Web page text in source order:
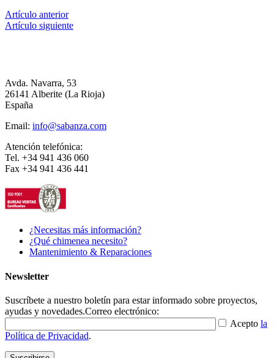
Artículo anterior
Artículo siguiente
Avda. Navarra, 53
26141 Alberite (La Rioja)
España
Email: info@sabanza.com
Atención telefónica:
Tel. +34 941 436 060
Fax +34 941 436 441
¿Necesitas más información?
¿Qué chimenea necesito?
Mantenimiento & Reparaciones
Newsletter
Suscríbete a nuestro boletín para estar informado sobre proyectos,
ayudas y novedades.Correo electrónico:
Acepto la
Política de Privacidad.